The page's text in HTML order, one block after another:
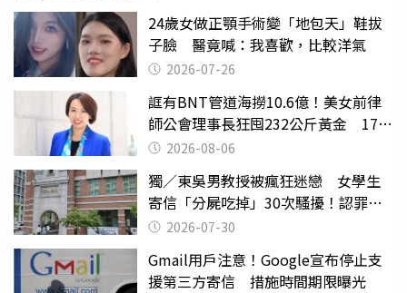
24歲女做正顎手術變「地包天」鞋拔
子臉 醫竟喊：我喜歡，比較洋氣
2026-07-26
誆有BNT管道海撈10.6億！美女前律
師公會理事長狂囤232公斤黃金 17人
遭起訴
2026-08-06
獨／東吳男教授被瘋狂迷戀 女學生
寄信「分屍吃掉」30次騷擾！認罪免
關 2026-07-30
Gmail用戶注意！Google宣布停止支
援第三方寄信 措施時間期限曝光